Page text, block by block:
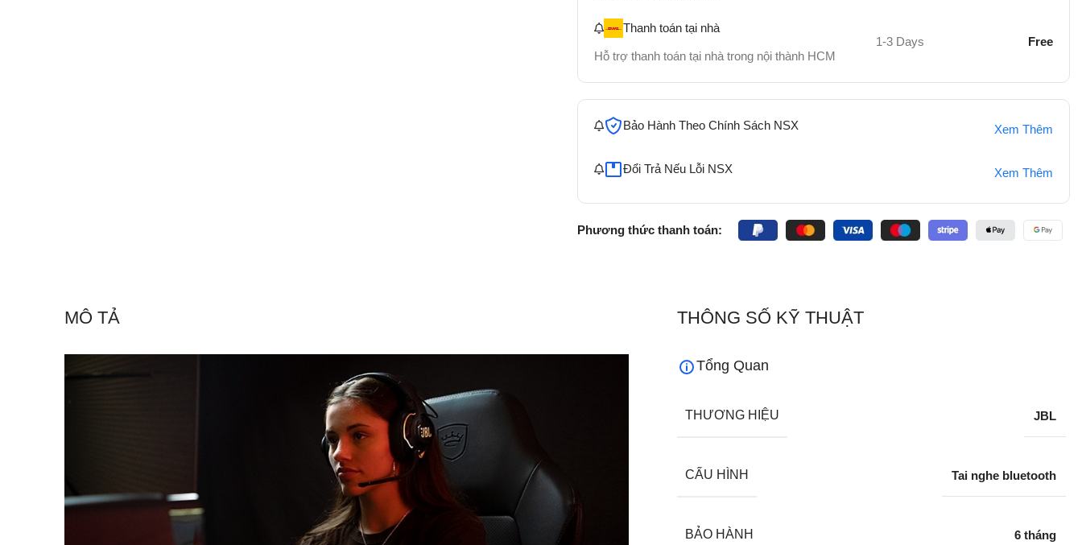
Thanh toán tại nhà
Hỗ trợ thanh toán tại nhà trong nội thành HCM
1-3 Days Free
Bảo Hành Theo Chính Sách NSX Xem Thêm
Đổi Trả Nếu Lỗi NSX Xem Thêm
Phương thức thanh toán:
MÔ TẢ THÔNG SỐ KỸ THUẬT
Tổng Quan
THƯƠNG HIỆU JBL
CẤU HÌNH Tai nghe bluetooth
BẢO HÀNH 6 tháng